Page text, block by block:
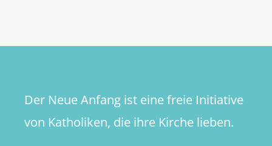
Der Neue Anfang ist eine freie Initiative
von Katholiken, die ihre Kirche lieben.